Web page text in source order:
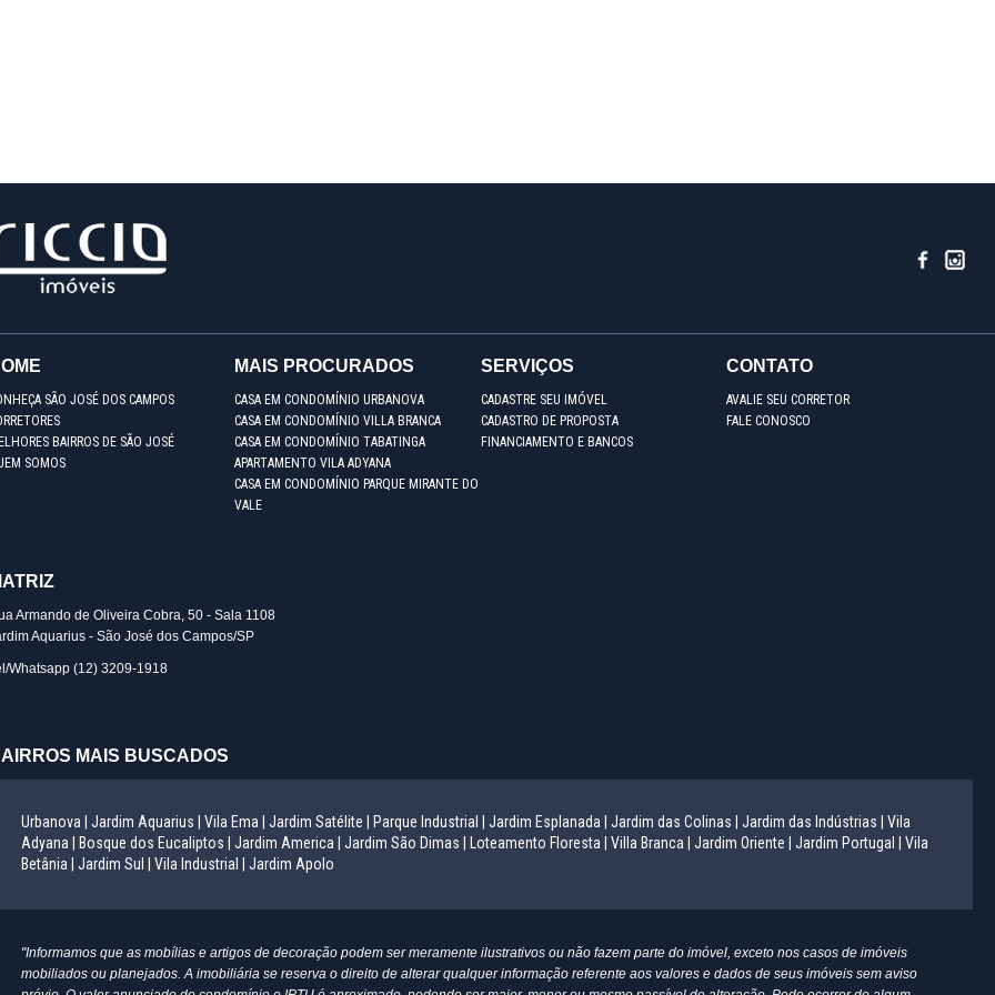
SÃO JOSÉ DOS CAMPOS
BAIRROS DE SÃO JOSÉ
SOMOS
MAIS PROCURADOS
CASA EM CONDOMÍNIO URBANOVA
CASA EM CONDOMÍNIO VILLA BRANCA
CASA EM CONDOMÍNIO TABATINGA
APARTAMENTO VILA ADYANA
CASA EM CONDOMÍNIO PARQUE MIRANTE DO
VALE
SERVIÇOS
CADASTRE SEU IMÓVEL
CADASTRO DE PROPOSTA
FINANCIAMENTO E BANCOS
CONTATO
AVALIE SEU CORRETOR
FALE CONOSCO
Armando de Oliveira Cobra, 50 - Sala 1108
Aquarius - São José dos Campos/SP
Whatsapp (12) 3209-1918
MAIS BUSCADOS
Urbanova | Jardim Aquarius | Vila Ema | Jardim Satélite | Parque Industrial | Jardim Esplanada | Jardim das Colinas | Jardim das Indústrias |
Vila
Adyana |
Bosque dos Eucaliptos | Jardim America | Jardim São Dimas | Loteamento Floresta | Villa Branca | Jardim Oriente | Jardim Portugal |
Vila
Betânia |
Jardim Sul | Vila Industrial | Jardim Apolo
"Informamos que as mobílias e artigos de decoração podem ser meramente ilustrativos ou não fazem parte do imóvel, exceto nos casos de imóveis
mobiliados ou planejados. A imobiliária se reserva o direito de alterar qualquer informação referente aos valores e dados de seus imóveis sem aviso